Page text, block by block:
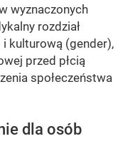
wyznaczonych
rozdział
kulturową (gender),
przed płcią
społeczeństwa
dla osób